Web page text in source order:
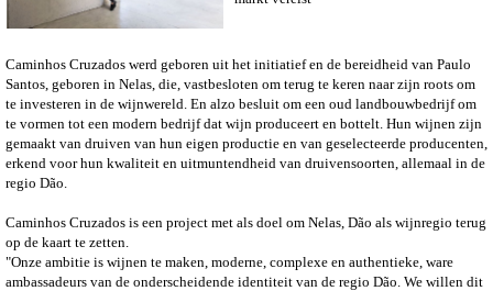
Caminhos Cruzados werd geboren uit het initiatief en de bereidheid van Paulo
Santos, geboren in Nelas, die, vastbesloten om terug te keren naar zijn roots om
te investeren in de wijnwereld. En alzo besluit om een oud landbouwbedrijf om
te vormen tot een modern bedrijf dat wijn produceert en bottelt. Hun wijnen zijn
gemaakt van druiven van hun eigen productie en van geselecteerde producenten,
erkend voor hun kwaliteit en uitmuntendheid van druivensoorten, allemaal in de
regio Dão.
Caminhos Cruzados is een project met als doel om Nelas, Dão als wijnregio terug
op de kaart te zetten.
"Onze ambitie is wijnen te maken, moderne, complexe en authentieke, ware
ambassadeurs van de onderscheidende identiteit van de regio Dão. We willen dit